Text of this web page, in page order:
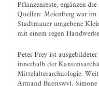
Pflanzenreste, ergänzen
Quellen: Meienberg war im
Stadtmauer umgebene
mit einem regen
Peter Frey ist
innerhalb der
Mittelalterarchäologie.
Armand Baeriswyl,